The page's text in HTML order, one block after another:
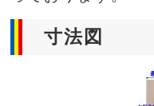
寸法図